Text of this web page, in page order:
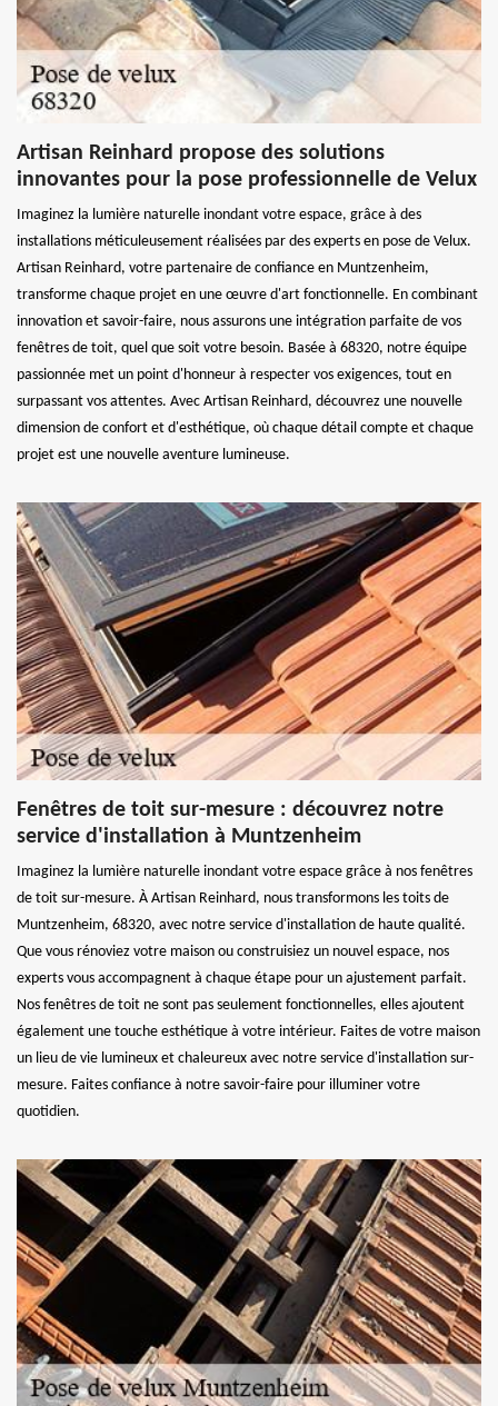
Artisan Reinhard propose des solutions
innovantes pour la pose professionnelle de Velux
Imaginez la lumière naturelle inondant votre espace, grâce à des
installations méticuleusement réalisées par des experts en pose de Velux.
Artisan Reinhard, votre partenaire de confiance en Muntzenheim,
transforme chaque projet en une œuvre d'art fonctionnelle. En combinant
innovation et savoir-faire, nous assurons une intégration parfaite de vos
fenêtres de toit, quel que soit votre besoin. Basée à 68320, notre équipe
passionnée met un point d'honneur à respecter vos exigences, tout en
surpassant vos attentes. Avec Artisan Reinhard, découvrez une nouvelle
dimension de confort et d'esthétique, où chaque détail compte et chaque
projet est une nouvelle aventure lumineuse.
Fenêtres de toit sur-mesure : découvrez notre
service d'installation à Muntzenheim
Imaginez la lumière naturelle inondant votre espace grâce à nos fenêtres
de toit sur-mesure. À Artisan Reinhard, nous transformons les toits de
Muntzenheim, 68320, avec notre service d'installation de haute qualité.
Que vous rénoviez votre maison ou construisiez un nouvel espace, nos
experts vous accompagnent à chaque étape pour un ajustement parfait.
Nos fenêtres de toit ne sont pas seulement fonctionnelles, elles ajoutent
également une touche esthétique à votre intérieur. Faites de votre maison
un lieu de vie lumineux et chaleureux avec notre service d'installation sur-
mesure. Faites confiance à notre savoir-faire pour illuminer votre
quotidien.